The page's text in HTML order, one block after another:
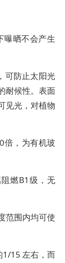
曝晒不会产生
可防止太阳光
耐候性。表面
见光，对植物
倍，为有机玻
燃B1级，无
范围内均可使
1/15 左右，而